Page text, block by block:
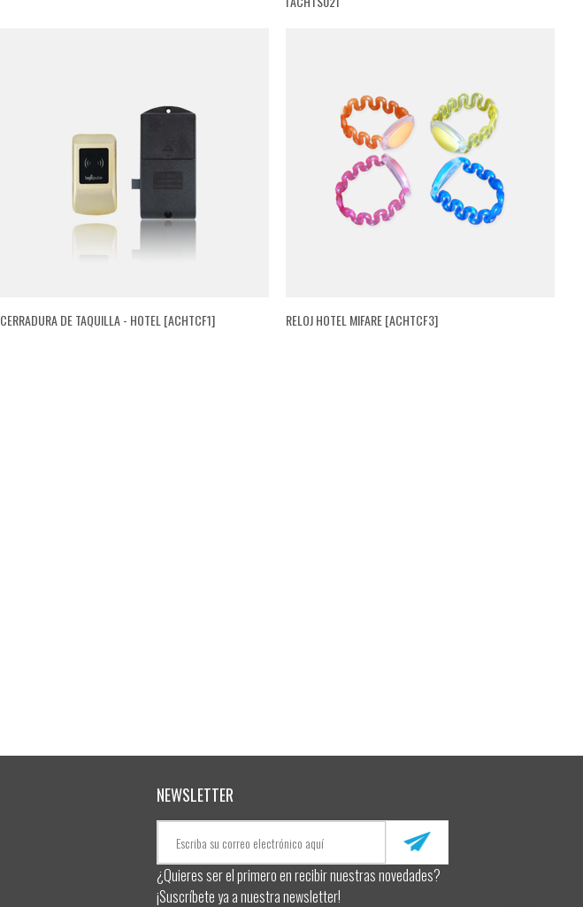
CERRADURA DE TAQUILLA - HOTEL [ACHTCF1] RELOJ HOTEL MIFARE [ACHTCF3]
NEWSLETTER
¿Quieres ser el primero en recibir nuestras novedades?
¡Suscríbete ya a nuestra newsletter!